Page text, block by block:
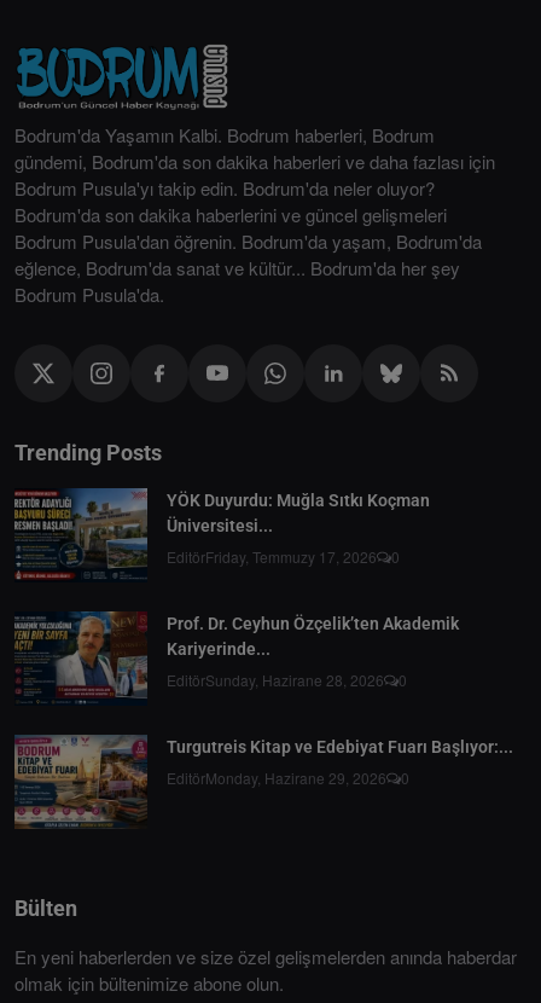
Bodrum'da Yaşamın Kalbi. Bodrum haberleri, Bodrum
gündemi, Bodrum'da son dakika haberleri ve daha fazlası için
Bodrum Pusula'yı takip edin. Bodrum'da neler oluyor?
Bodrum'da son dakika haberlerini ve güncel gelişmeleri
Bodrum Pusula'dan öğrenin. Bodrum'da yaşam, Bodrum'da
eğlence, Bodrum'da sanat ve kültür... Bodrum'da her şey
Bodrum Pusula'da.
Trending Posts
YÖK Duyurdu: Muğla Sıtkı Koçman
Üniversitesi...
EditörFriday, Temmuzy 17, 2026 0
Prof. Dr. Ceyhun Özçelik’ten Akademik
Kariyerinde...
EditörSunday, Hazirane 28, 2026 0
Turgutreis Kitap ve Edebiyat Fuarı Başlıyor:...
EditörMonday, Hazirane 29, 2026 0
Bülten
En yeni haberlerden ve size özel gelişmelerden anında haberdar
olmak için bültenimize abone olun.